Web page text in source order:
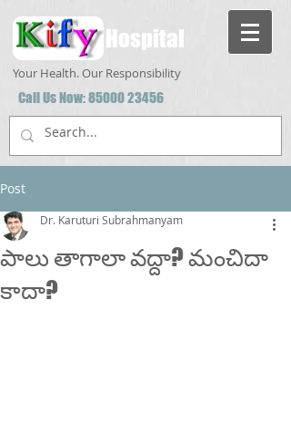
Hospital
Your Health. Our Responsibility
Call Us Now:85000 23456
Post
పాలు తాగాలా వద్దా? మంచిదా
కాదా?
Dr. Karuturi Subrahmanyam